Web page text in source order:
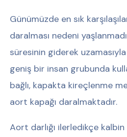
Günümüzde en sık
daralması nedeni
süresinin giderek
geniş bir insan grubunda
bağlı, kapakta kireçlenme
aort kapağı daralmaktadır.
Aort darlığı ilerledikçe kalbin